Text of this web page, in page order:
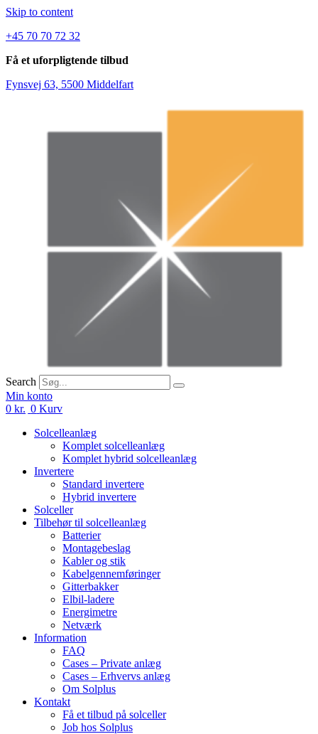
Skip to content
+45 70 70 72 32
Få et uforpligtende tilbud
Fynsvej 63, 5500 Middelfart
Search
Min konto
0 kr. 0 Kurv
Solcelleanlæg
Komplet solcelleanlæg
Komplet hybrid solcelleanlæg
Invertere
Standard invertere
Hybrid invertere
Solceller
Tilbehør til solcelleanlæg
Batterier
Montagebeslag
Kabler og stik
Kabelgennemføringer
Gitterbakker
Elbil-ladere
Energimetre
Netværk
Information
FAQ
Cases – Private anlæg
Cases – Erhvervs anlæg
Om Solplus
Kontakt
Få et tilbud på solceller
Job hos Solplus